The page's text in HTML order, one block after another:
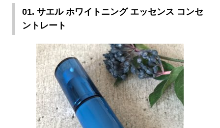
01. サエル ホワイトニング エッセンス コンセ
ントレート